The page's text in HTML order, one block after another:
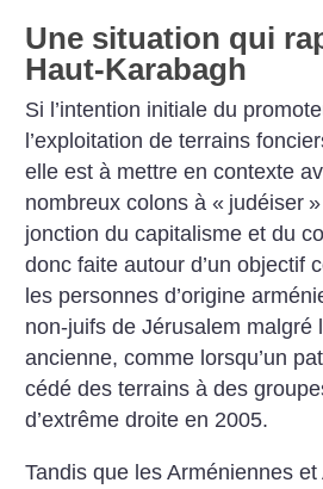
Une situation qui
Haut-Karabagh
Si l’intention initiale du
l’exploitation de terrains
elle est à mettre en contexte
nombreux colons à « judéiser
jonction du capitalisme et du
donc faite autour d’un objectif
les personnes d’origine
non-juifs de Jérusalem malgré
ancienne, comme lorsqu’un
cédé des terrains à des
d’extrême droite en 2005.
Tandis que les Arméniennes